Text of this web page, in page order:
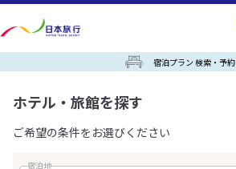
宿泊プラン 検索・予約
ホテル・旅館を探す
ご希望の条件をお選びください
宿泊地